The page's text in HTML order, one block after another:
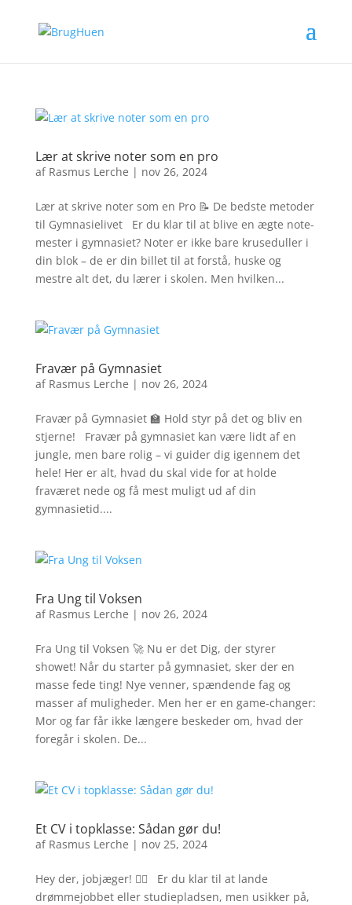
Lær at skrive noter som en pro
af Rasmus Lerche | nov 26, 2024
Lær at skrive noter som en Pro 📝 De bedste metoder
til Gymnasielivet Er du klar til at blive en ægte note-
mester i gymnasiet? Noter er ikke bare kruseduller i
din blok – de er din billet til at forstå, huske og
mestre alt det, du lærer i skolen. Men hvilken...
Fravær på Gymnasiet
af Rasmus Lerche | nov 26, 2024
Fravær på Gymnasiet 🏫 Hold styr på det og bliv en
stjerne! Fravær på gymnasiet kan være lidt af en
jungle, men bare rolig – vi guider dig igennem det
hele! Her er alt, hvad du skal vide for at holde
fraværet nede og få mest muligt ud af din
gymnasietid....
Fra Ung til Voksen
af Rasmus Lerche | nov 26, 2024
Fra Ung til Voksen 🚀 Nu er det Dig, der styrer
showet! Når du starter på gymnasiet, sker der en
masse fede ting! Nye venner, spændende fag og
masser af muligheder. Men her er en game-changer:
Mor og far får ikke længere beskeder om, hvad der
foregår i skolen. De...
Et CV i topklasse: Sådan gør du!
af Rasmus Lerche | nov 25, 2024
Hey der, jobjæger! 🕵️‍♀️ Er du klar til at lande
drømmejobbet eller studiepladsen, men usikker på,